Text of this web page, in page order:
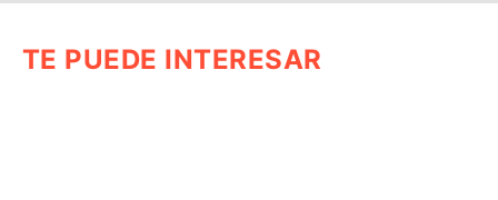
TE PUEDE INTERESAR